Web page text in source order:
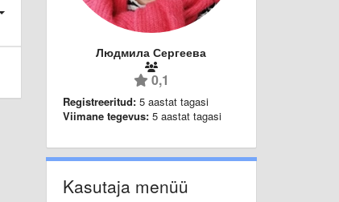
Людмила Сергеева
0,1
Registreeritud: 5 aastat tagasi
Viimane tegevus: 5 aastat tagasi
Kasutaja menüü